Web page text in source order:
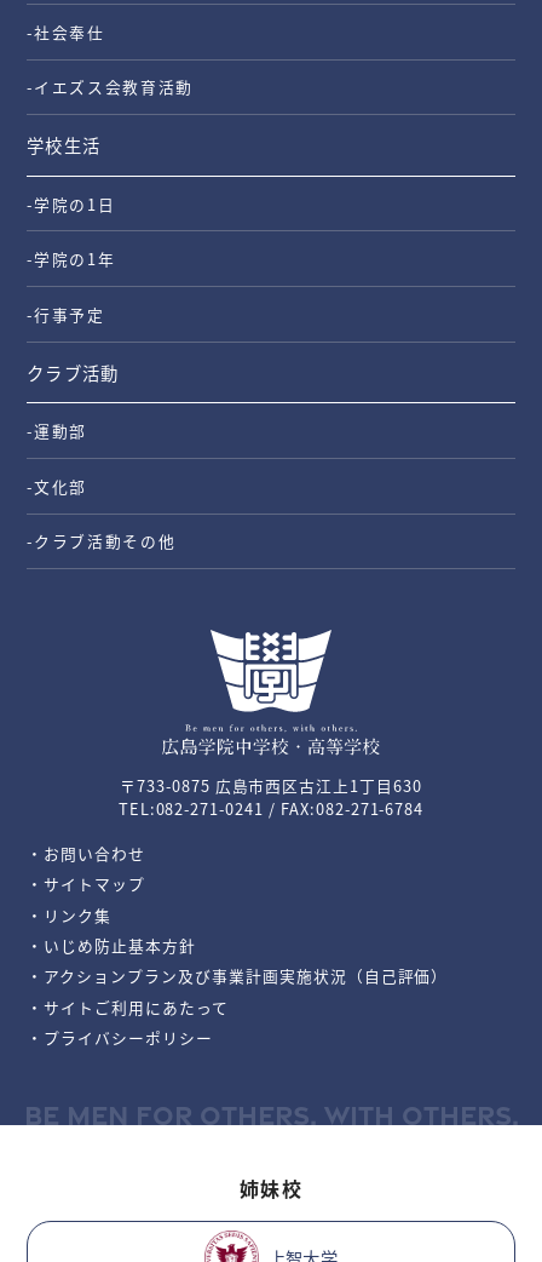
〒733-0875 広島市西区古江上1丁目630
TEL:082-271-0241 / FAX:082-271-6784
・お問い合わせ
・サイトマップ
・リンク集
・いじめ防止基本方針
・アクションプラン及び事業計画実施状況（自己評価）
・サイトご利用にあたって
・プライバシーポリシー
-社会奉仕
-イエズス会教育活動
学校生活
-学院の1日
-学院の1年
-行事予定
クラブ活動
-運動部
-文化部
-クラブ活動その他
BE MEN FOR OTHERS, WITH OTHERS.
姉妹校